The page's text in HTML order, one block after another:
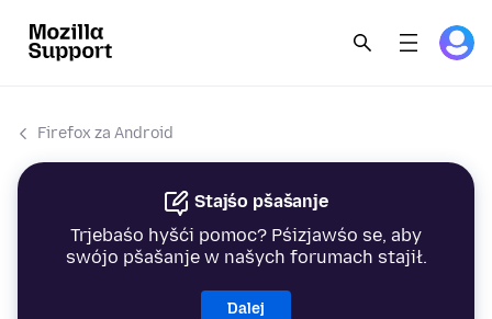
Firefox za Android
Stajśo pšašanje
Trjebaśo hyšći pomoc? Pśizjawśo se, aby
swójo pšašanje w našych forumach stajił.
Dalej